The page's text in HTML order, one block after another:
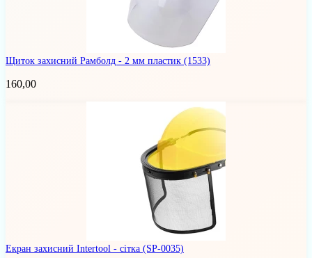
Щиток захисний Рамболд - 2 мм пластик (1533)
160,00
Екран захисний Intertool - сітка (SP-0035)